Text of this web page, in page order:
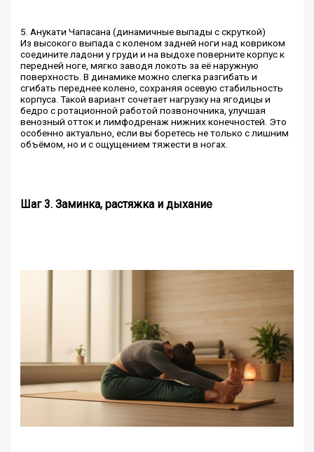
5. Анукати Чапасана (динамичные выпады с скруткой)
Из высокого выпада с коленом задней ноги над ковриком
соедините ладони у груди и на выдохе поверните корпус к
передней ноге, мягко заводя локоть за её наружную
поверхность. В динамике можно слегка разгибать и
сгибать переднее колено, сохраняя осевую стабильность
корпуса. Такой вариант сочетает нагрузку на ягодицы и
бедро с ротационной работой позвоночника, улучшая
венозный отток и лимфодренаж нижних конечностей. Это
особенно актуально, если вы боретесь не только с лишним
объёмом, но и с ощущением тяжести в ногах.
Шаг 3. Заминка, растяжка и дыхание